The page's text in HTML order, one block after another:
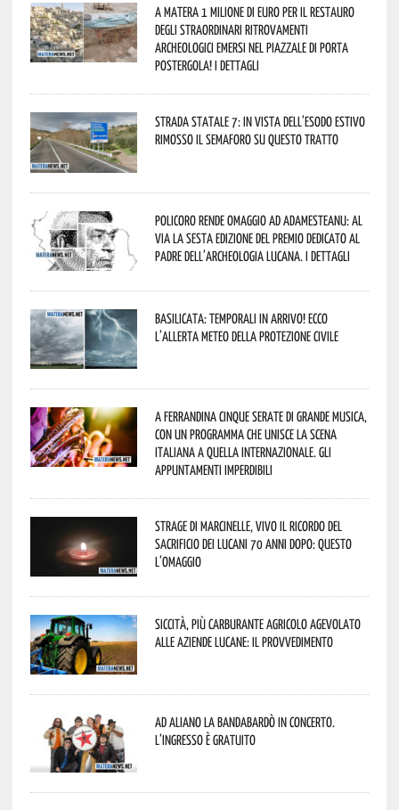
A Matera 1 milione di euro per il restauro
degli straordinari ritrovamenti
archeologici emersi nel piazzale di Porta
Postergola! I dettagli
Strada statale 7: in vista dell’esodo estivo
rimosso il semaforo su questo tratto
Policoro rende omaggio ad Adamesteanu: al
via la sesta edizione del Premio dedicato al
padre dell’archeologia lucana. I dettagli
Basilicata: temporali in arrivo! Ecco
l’allerta meteo della Protezione civile
A Ferrandina cinque serate di grande musica,
con un programma che unisce la scena
italiana a quella internazionale. Gli
appuntamenti imperdibili
Strage di Marcinelle, vivo il ricordo del
sacrificio dei lucani 70 anni dopo: questo
l’omaggio
Siccità, più carburante agricolo agevolato
alle aziende lucane: il provvedimento
Ad Aliano la Bandabardò in concerto.
L’ingresso è gratuito